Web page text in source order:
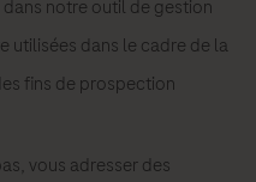
notre outil de gestion
utilisées dans le cadre de la
fins de prospection
vous adresser des